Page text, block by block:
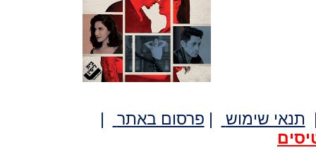
תנאי שימוש | פרסום באתר
|